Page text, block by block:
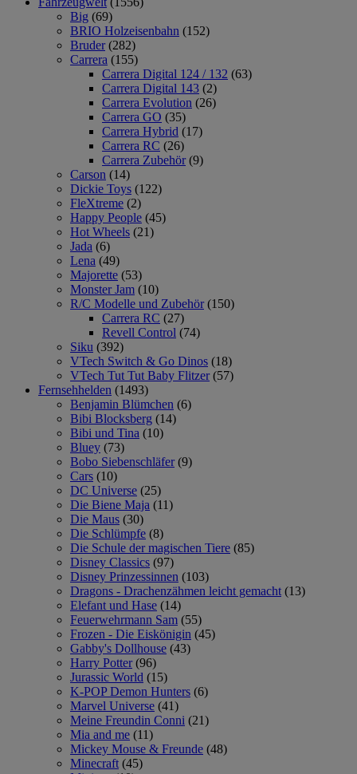
Big (69)
BRIO Holzeisenbahn (152)
Bruder (282)
Carrera (155)
Carrera Digital 124 / 132 (63)
Carrera Digital 143 (2)
Carrera Evolution (26)
Carrera GO (35)
Carrera Hybrid (17)
Carrera RC (26)
Carrera Zubehör (9)
Carson (14)
Dickie Toys (122)
FleXtreme (2)
Happy People (45)
Hot Wheels (21)
Jada (6)
Lena (49)
Majorette (53)
Monster Jam (10)
R/C Modelle und Zubehör (150)
Carrera RC (27)
Revell Control (74)
Siku (392)
VTech Switch & Go Dinos (18)
VTech Tut Tut Baby Flitzer (57)
Fernsehhelden (1493)
Benjamin Blümchen (6)
Bibi Blocksberg (14)
Bibi und Tina (10)
Bluey (73)
Bobo Siebenschläfer (9)
Cars (10)
DC Universe (25)
Die Biene Maja (11)
Die Maus (30)
Die Schlümpfe (8)
Die Schule der magischen Tiere (85)
Disney Classics (97)
Disney Prinzessinnen (103)
Dragons - Drachenzähmen leicht gemacht (13)
Elefant und Hase (14)
Feuerwehrmann Sam (55)
Frozen - Die Eiskönigin (45)
Gabby's Dollhouse (43)
Harry Potter (96)
Jurassic World (15)
K-POP Demon Hunters (6)
Marvel Universe (41)
Meine Freundin Conni (21)
Mia and me (11)
Mickey Mouse & Freunde (48)
Minecraft (45)